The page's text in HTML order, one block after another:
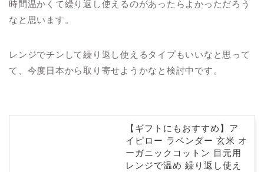
時間温かくて繰り返し使えるのがあったらよかっただろう
なと思います。
レンジでチンして繰り返し使えるタイプもいいなと思って
て、今度日本から取り寄せようかなと検討中です。
【ギフトにもおすすめ】ア
イピロー ラベンダー 玄米 オ
ーガニックコットン 目元用
レンジで温め 繰り返し使え